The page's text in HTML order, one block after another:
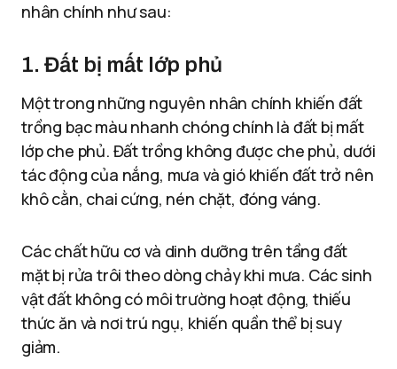
nhân chính như sau:
1. Đất bị mất lớp phủ
Một trong những nguyên nhân chính khiến đất
trồng bạc màu nhanh chóng chính là đất bị mất
lớp che phủ. Đất trồng không được che phủ, dưới
tác động của nắng, mưa và gió khiến đất trở nên
khô cằn, chai cứng, nén chặt, đóng váng.
Các chất hữu cơ và dinh dưỡng trên tầng đất
mặt bị rửa trôi theo dòng chảy khi mưa. Các sinh
vật đất không có môi trường hoạt động, thiếu
thức ăn và nơi trú ngụ, khiến quần thể bị suy
giảm.